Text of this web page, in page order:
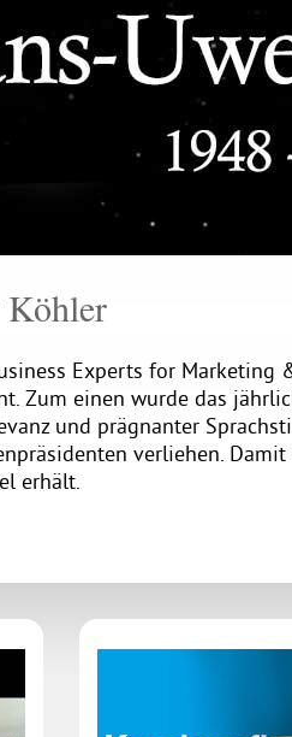
Köhler
Experts for Marketing
Zum einen wurde das
und prägnanter
verliehen.
erhält.